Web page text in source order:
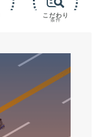
こだわり
条件